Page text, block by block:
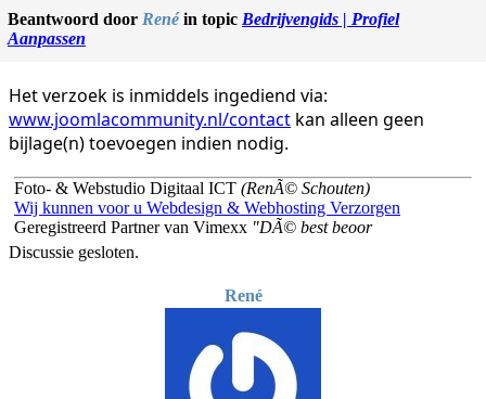
Beantwoord door Renéin topic Bedrijvengids | Profiel
Aanpassen
Het verzoek is inmiddels ingediend via:
www.joomlacommunity.nl/contact kan alleen geen
bijlage(n) toevoegen indien nodig.
Foto- & Webstudio Digitaal ICT (RenÃ© Schouten)
Wij kunnen voor u Webdesign & Webhosting Verzorgen
Geregistreerd Partner van Vimexx "DÃ© best beoor
Discussie gesloten.
René